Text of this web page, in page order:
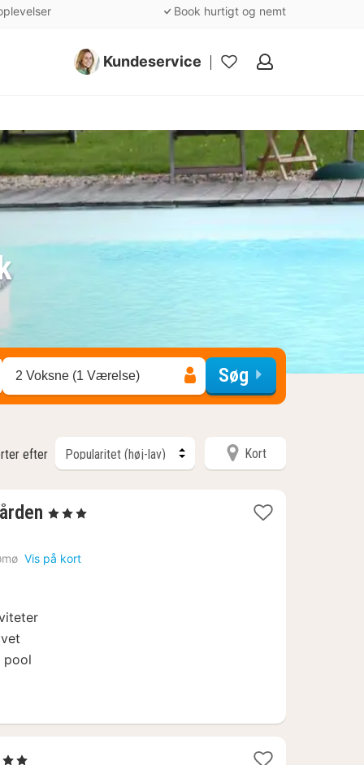
Book hurtigt og nemt
Kundeservice
Mine
2 Voksne (1 Værelse) Søg
efter Kort
1
fra
1195
, 3 Stjerner
Vis på kort
pool